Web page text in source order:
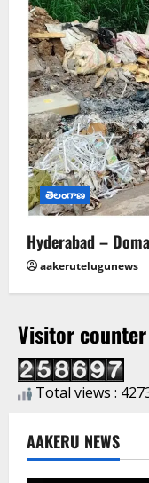
తెలంగాణ
Hyderabad –
aakerutelugunews
Visitor counter
Total views :
AAKERU NEWS